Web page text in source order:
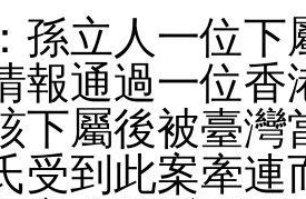
孫立人一位下
報通過一位香
下屬後被臺灣
受到此案牽連